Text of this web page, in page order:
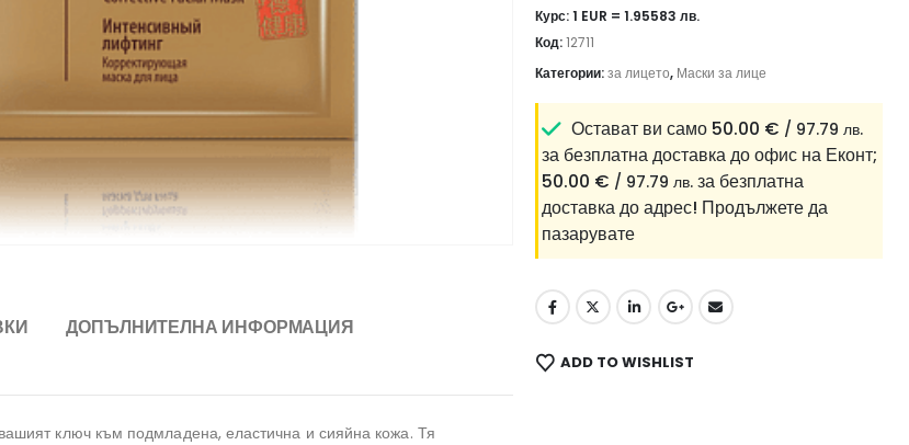
ДОПЪЛНИТЕЛНА ИНФОРМАЦИЯ
ключ към подмладена, еластична и сияйна кожа. Тя
Курс: 1 EUR = 1.95583 лв.
Код:12711
Категории:за лицето, Маски за лице
Остават ви само 50.00 € / 97.79 лв.
за безплатна доставка до офис на Еконт;
50.00 € / 97.79 лв. за безплатна
доставка до адрес! Продължете да
пазарувате
ADD TO WISHLIST